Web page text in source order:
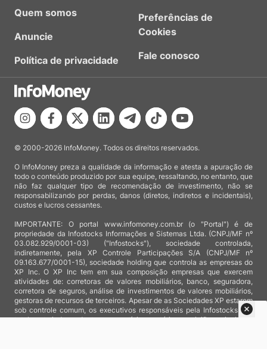
Quem somos
Anuncie
Política de privacidade
Preferências de
Cookies
Fale conosco
© 2000-2026 InfoMoney. Todos os direitos reservados.
O InfoMoney preza a qualidade da informação e atesta a apuração de
todo o conteúdo produzido por sua equipe, ressaltando, no entanto, que
não faz qualquer tipo de recomendação de investimento, não se
responsabilizando por perdas, danos (diretos, indiretos e incidentais),
custos e lucros cessantes.
IMPORTANTE: O portal www.infomoney.com.br (o "Portal") é de
propriedade da Infostocks Informações e Sistemas Ltda. (CNPJ/MF nº
03.082.929/0001-03) ("Infostocks"), sociedade controlada,
indiretamente, pela XP Controle Participações S/A (CNPJ/MF nº
09.163.677/0001-15), sociedade holding que controla as empresas do
XP Inc. O XP Inc tem em sua composição empresas que exercem
atividades de: corretoras de valores mobiliários, banco, seguradora,
corretora de seguros, análise de investimentos de valores mobiliários,
gestoras de recursos de terceiros. Apesar de as Sociedades XP estarem
sob controle comum, os executivos responsáveis pela Infostocks são
totalmente independentes e as notícias, matérias e opiniões veiculadas